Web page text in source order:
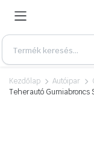
Kezdőlap Autóipar
Teherautó Gumiabroncs